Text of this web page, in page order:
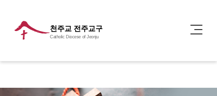
천주교 전주교구
Catholic Diocese of Jeonju